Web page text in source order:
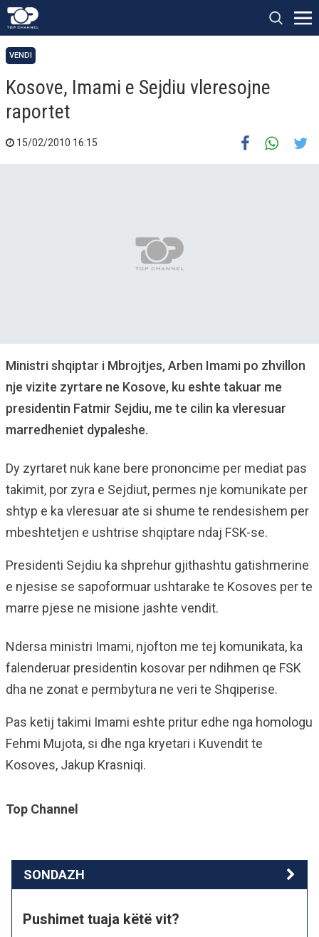
VENDI
Kosove, Imami e Sejdiu vleresojne
raportet
15/02/2010 16:15
Ministri shqiptar i Mbrojtjes, Arben Imami po zhvillon
nje vizite zyrtare ne Kosove, ku eshte takuar me
presidentin Fatmir Sejdiu, me te cilin ka vleresuar
marredheniet dypaleshe.
Dy zyrtaret nuk kane bere prononcime per mediat pas
takimit, por zyra e Sejdiut, permes nje komunikate per
shtyp e ka vleresuar ate si shume te rendesishem per
mbeshtetjen e ushtrise shqiptare ndaj FSK-se.
Presidenti Sejdiu ka shprehur gjithashtu gatishmerine
e njesise se sapoformuar ushtarake te Kosoves per te
marre pjese ne misione jashte vendit.
Ndersa ministri Imami, njofton me tej komunikata, ka
falenderuar presidentin kosovar per ndihmen qe FSK
dha ne zonat e permbytura ne veri te Shqiperise.
Pas ketij takimi Imami eshte pritur edhe nga homologu
Fehmi Mujota, si dhe nga kryetari i Kuvendit te
Kosoves, Jakup Krasniqi.
Top Channel
SONDAZH
Pushimet tuaja këtë vit?